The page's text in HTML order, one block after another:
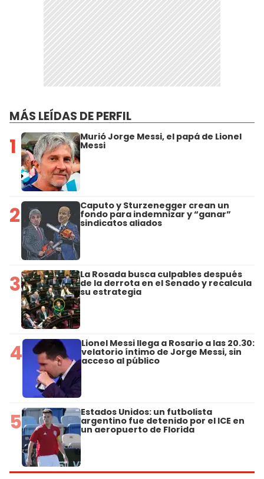
MÁS LEÍDAS DE PERFIL
1 Murió Jorge Messi, el papá de Lionel
Messi
2 Caputo y Sturzenegger crean un
fondo para indemnizar y “ganar”
sindicatos aliados
3 La Rosada busca culpables después
de la derrota en el Senado y recalcula
su estrategia
4 Lionel Messi llega a Rosario a las 20.30:
velatorio íntimo de Jorge Messi, sin
acceso al público
5 Estados Unidos: un futbolista
argentino fue detenido por el ICE en
un aeropuerto de Florida